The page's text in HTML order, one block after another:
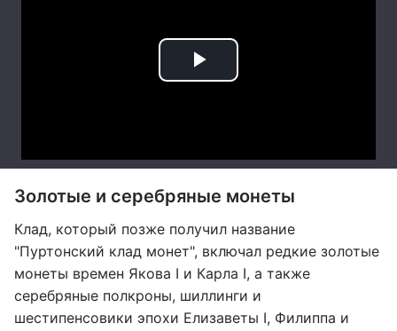
Золотые и серебряные монеты
Клад, который позже получил название
"Пуртонский клад монет", включал редкие золотые
монеты времен Якова I и Карла I, а также
серебряные полкроны, шиллинги и
шестипенсовики эпохи Елизаветы I, Филиппа и